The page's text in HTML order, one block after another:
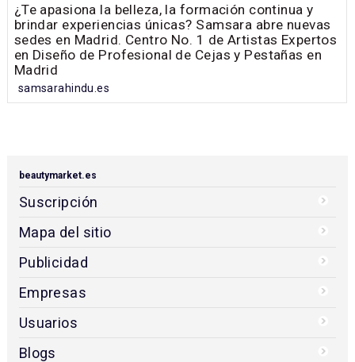
¿Te apasiona la belleza, la formación continua y
brindar experiencias únicas? Samsara abre nuevas
sedes en Madrid. Centro No. 1 de Artistas Expertos
en Diseño de Profesional de Cejas y Pestañas en
Madrid
samsarahindu.es
beautymarket.es
Suscripción
Mapa del sitio
Publicidad
Empresas
Usuarios
Blogs